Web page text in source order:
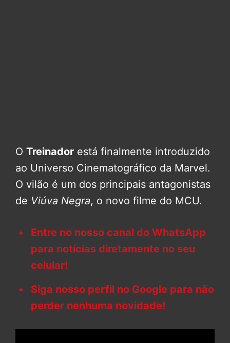
O Treinador está finalmente introduzido
ao Universo Cinematográfico da Marvel.
O vilão é um dos principais antagonistas
de Viúva Negra, o novo filme do MCU.
Entre no nosso canal do WhatsApp
para notícias diretamente no seu
celular!
Siga nosso perfil no Google para não
perder nenhuma novidade!